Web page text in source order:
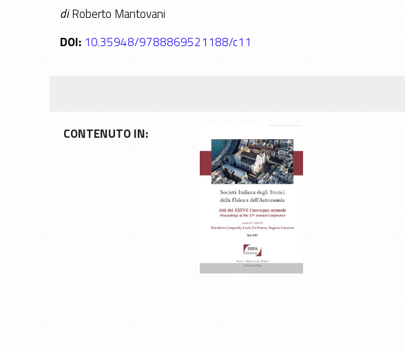
diRoberto Mantovani
DOI: 10.35948/9788869521188/c11
CONTENUTO IN: